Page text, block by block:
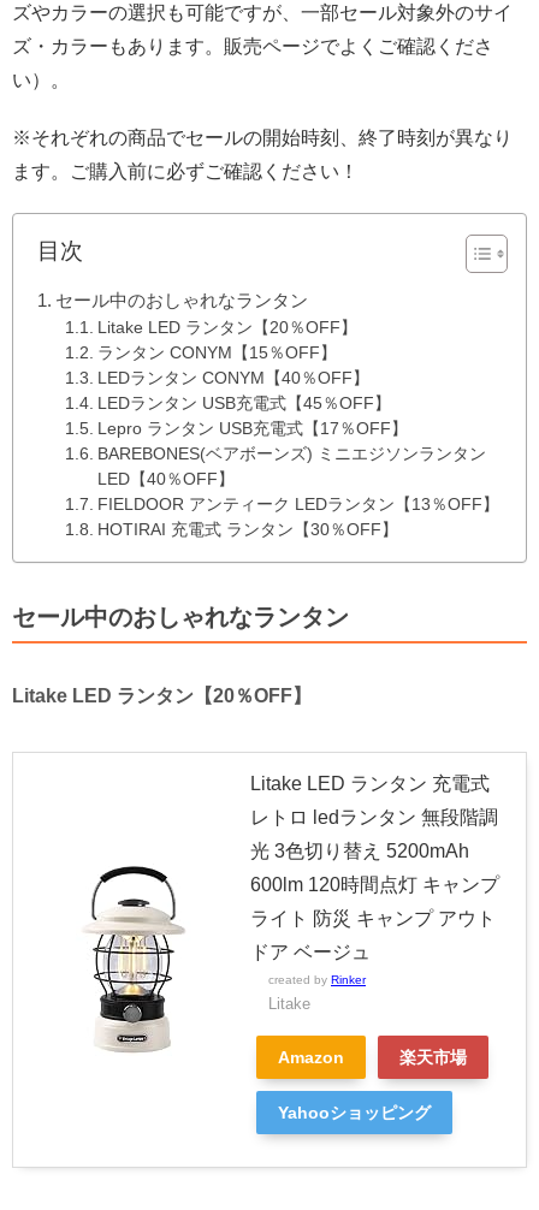
ズやカラーの選択も可能ですが、一部セール対象外のサイ
ズ・カラーもあります。販売ページでよくご確認くださ
い）。
※それぞれの商品でセールの開始時刻、終了時刻が異なり
ます。ご購入前に必ずご確認ください！
目次
セール中のおしゃれなランタン
Litake LED ランタン【20％OFF】
ランタン CONYM【15％OFF】
LEDランタン CONYM【40％OFF】
LEDランタン USB充電式【45％OFF】
Lepro ランタン USB充電式【17％OFF】
BAREBONES(ベアボーンズ) ミニエジソンランタン
LED【40％OFF】
FIELDOOR アンティーク LEDランタン【13％OFF】
HOTIRAI 充電式 ランタン【30％OFF】
セール中のおしゃれなランタン
Litake LED ランタン【20％OFF】
Litake LED ランタン 充電式
レトロ ledランタン 無段階調
光 3色切り替え 5200mAh
600lm 120時間点灯 キャンプ
ライト 防災 キャンプ アウト
ドア ベージュ
created by Rinker
Litake
Amazon 楽天市場
Yahooショッピング